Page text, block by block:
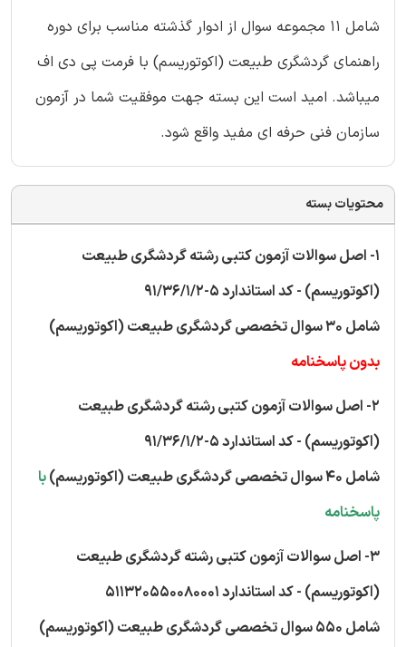
شامل 11 مجموعه سوال از ادوار گذشته مناسب برای دوره
راهنمای گردشگری طبیعت (اکوتوریسم) با فرمت پی دی اف
میباشد. امید است این بسته جهت موفقیت شما در آزمون
سازمان فنی حرفه ای مفید واقع شود.
محتویات بسته
1- اصل سوالات آزمون کتبی رشته گردشگری طبیعت
(اکوتوریسم) - کد استاندارد 5-91/36/1/2
شامل 30 سوال تخصصی گردشگری طبیعت (اکوتوریسم)
بدون پاسخنامه
2- اصل سوالات آزمون کتبی رشته گردشگری طبیعت
(اکوتوریسم) - کد استاندارد 5-91/36/1/2
شامل 40 سوال تخصصی گردشگری طبیعت (اکوتوریسم)
با
پاسخنامه
3- اصل سوالات آزمون کتبی رشته گردشگری طبیعت
(اکوتوریسم) - کد استاندارد 511320550080001
شامل 550 سوال تخصصی گردشگری طبیعت (اکوتوریسم)